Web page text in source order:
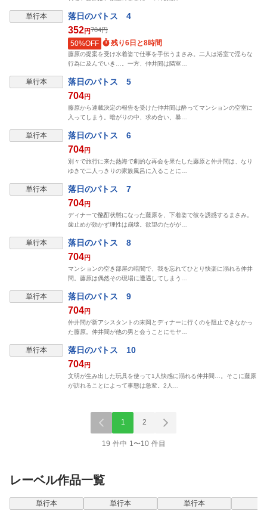
単行本 落日のパトス 4
352円704円
50%OFF 残り6日と8時間
藤原の提案を受け水着姿で仕事を手伝うまさみ。二人は浴室で淫らな
行為に及んでいき…。一方、仲井間は隣室…
単行本 落日のパトス 5
704円
藤原から連載決定の報告を受けた仲井間は酔ってマンションの空室に
入ってしまう。暗がりの中、求め合い、暴…
単行本 落日のパトス 6
704円
別々で旅行に来た熱海で劇的な再会を果たした藤原と仲井間は、なり
ゆきで二人っきりの家族風呂に入ることに…
単行本 落日のパトス 7
704円
ディナーで酩酊状態になった藤原を、下着姿で彼を誘惑するまさみ。
歯止めが効かず理性は崩壊。欲望のたがが…
単行本 落日のパトス 8
704円
マンションの空き部屋の暗闇で、我を忘れてひとり快楽に溺れる仲井
間。藤原は偶然その現場に遭遇してしまう…
単行本 落日のパトス 9
704円
仲井間が新アシスタントの末岡とディナーに行くのを阻止できなかっ
た藤原。仲井間が他の男と会うことにモヤ…
単行本 落日のパトス 10
704円
文明が生み出した玩具を使って1人快感に溺れる仲井間…。そこに藤原
が訪れることによって事態は急変。2人…
1 2
19 件中 1〜10 件目
レーベル作品一覧
単行本
表示制限中
単行本 単行本